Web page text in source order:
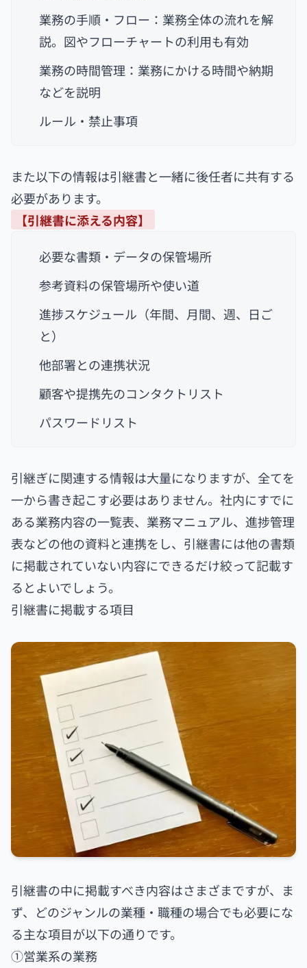
業務の手順・フロー：業務全体の流れを解
説。図やフローチャートの利用も有効
業務の時間管理：業務にかける時間や納期
などを説明
ルール・禁止事項
また以下の情報は引継書と一緒に後任者に共有する
必要があります。
【引継書に添える内容】
必要な書類・データの保管場所
参考資料の保管場所や使い道
進捗スケジュール（年間、月間、週、日ご
と）
他部署との連携状況
顧客や提携先のコンタクトリスト
パスワードリスト
引継ぎに関連する情報は大量になりますが、全てを
一から書き起こす必要はありません。社内にすでに
ある業務内容の一覧表、業務マニュアル、進捗管理
表などの他の資料と連携をし、引継書には他の書類
に掲載されていない内容にできるだけ絞って記載す
るとよいでしょう。
引継書に掲載する項目
引継書の中に掲載すべき内容はさまざまですが、ま
ず、どのジャンルの業種・職種の場合でも必要にな
る主な項目が以下の通りです。
①営業系の業務